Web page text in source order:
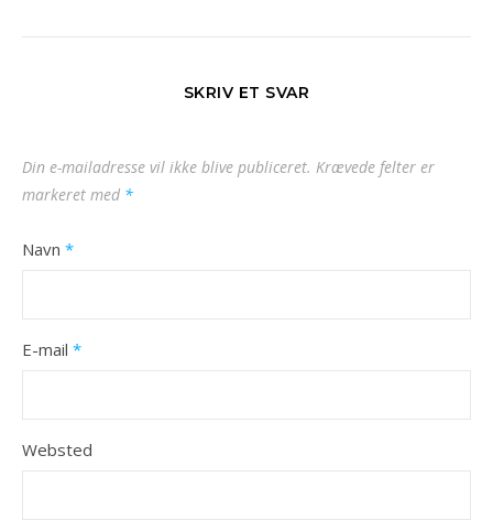
SKRIV ET SVAR
Din e-mailadresse vil ikke blive publiceret. Krævede felter er
markeret med *
Navn *
E-mail *
Websted